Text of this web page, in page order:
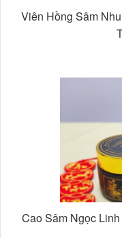
Viên Hồng Sâm
Cao Sâm Ngọc